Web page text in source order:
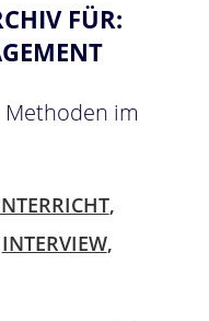
FÜR:
Methoden im
,
INTERVIEW,